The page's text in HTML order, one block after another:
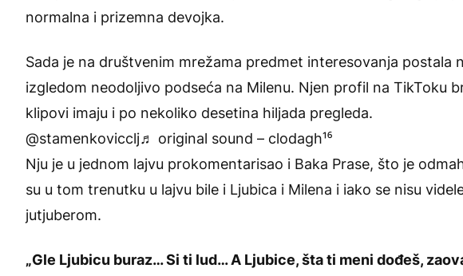
normalna i prizemna devojka.
Sada je na društvenim mrežama predmet interesovanja postala
izgledom neodoljivo podseća na Milenu. Njen profil na TikToku
klipovi imaju i po nekoliko desetina hiljada pregleda.
@stamenkovicclj♬ original sound – clodagh¹⁶
Nju je u jednom lajvu prokomentarisao i Baka Prase, što je
su u tom trenutku u lajvu bile i Ljubica i Milena i iako se nisu
jutjuberom.
„Gle Ljubicu buraz… Si ti lud… A Ljubice, šta ti meni dođeš,